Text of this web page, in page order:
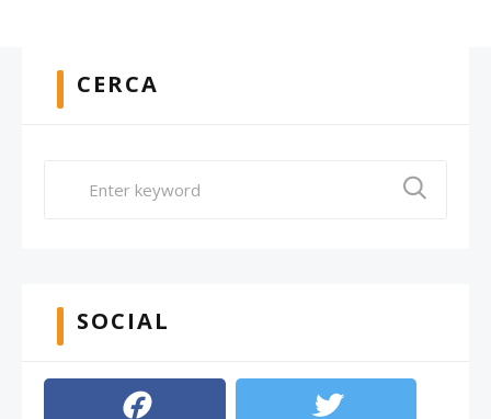
CERCA
SOCIAL